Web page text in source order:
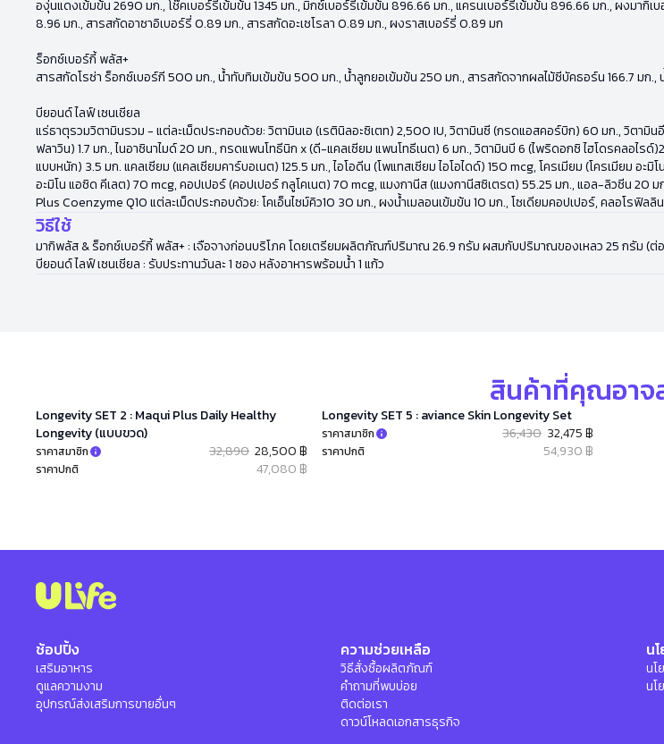
องุ่นแดงเข้มข้น 2690 มก., โช๊คเบอร์รี่เข้มข้น 1345 มก., มิกซ์เบอร์รี่เข้มข้น 896.66 มก., แครนเบอร์รี่เข้มข้น 896.66 มก., ผงมา
8.96 มก., สารสกัดอาซาอิเบอร์รี่ 0.89 มก., สารสกัดอะเซโรลา 0.89 มก., ผงราสเบอร์รี่ 0.89 มก
ร็อกซ์เบอร์กี้ พลัส+
สารสกัดโรซ่า ร็อกซ์เบอร์กี 500 มก., น้ำทับทิมเข้มข้น 500 มก., น้ำลูกยอเข้มข้น 250 มก., สารสกัดจากผลไม้ซีบัคธอร์น 166.7 มก
บียอนด์ ไลฟ์ เซนเชียล
แร่ธาตุรวมวิตามินรวม - แต่ละเม็ดประกอบด้วย: วิตามินเอ (เรตินิลอะซิเตท) 2,500 IU, วิตามินซี (กรดแอสคอร์บิก) 60 มก., วิตามิน
ฟลาวิน) 1.7 มก., ไนอาซินาไมด์ 20 มก., กรดแพนโทธีนิก x (ดี-แคลเซียม แพนโทธีเนต) 6 มก., วิตามินบี 6 (ไพริดอกซิ ไฮโดรคลอไร
แบบหนัก) 3.5 มก. แคลเซียม (แคลเซียมคาร์บอเนต) 125.5 มก., ไอโอดีน (โพแทสเซียม ไอโอไดด์) 150 mcg, โครเมียม (โครเมียม อ
อะมิโน แอซิด คีเลต) 70 mcg, คอปเปอร์ (คอปเปอร์ กลูโคเนต) 70 mcg, แมงกานีส (แมงกานีสซิเตรต) 55.25 มก., แอล-ลิวซีน
Plus Coenzyme Q10 แต่ละเม็ดประกอบด้วย: โคเอ็นไซม์คิว10 30 มก., ผงน้ำเมลอนเข้มข้น 10 มก., โซเดียมคอปเปอร์, คลอโรฟิ
วิธีใช้
มากิพลัส & ร็อกซ์เบอร์กี้ พลัส+ : เจือจางก่อนบริโภค โดยเตรียมผลิตภัณฑ์ปริมาณ 26.9 กรัม ผสมกับปริมาณของเหลว 25 กรัม (ต่
บียอนด์ ไลฟ์ เซนเชียล : รับประทานวันละ 1 ซอง หลังอาหารพร้อมน้ำ 1 แก้ว
สินค้าที่คุณอาจ
Longevity SET 2 : Maqui Plus Daily Healthy
Longevity (แบบขวด)
ราคาสมาชิก 32,890 28,500 ฿
ราคาปกติ 47,080 ฿
Longevity SET 5 : aviance Skin Longevity Set
ราคาสมาชิก 36,430 32,475 ฿
ราคาปกติ 54,930 ฿
ช้อปปิ้ง
เสริมอาหาร
ดูแลความงาม
อุปกรณ์ส่งเสริมการขายอื่นๆ
ความช่วยเหลือ
วิธีสั่งซื้อผลิตภัณฑ์
คำถามที่พบบ่อย
ติดต่อเรา
ดาวน์โหลดเอกสารธุรกิจ
น
นโ
นโ